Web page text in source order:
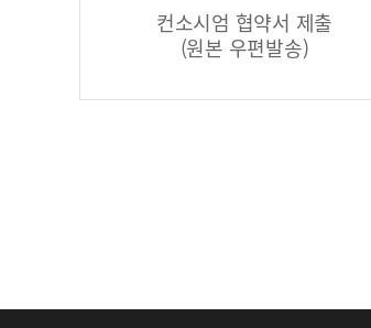
컨소시엄 협약서 제출
(원본 우편발송)